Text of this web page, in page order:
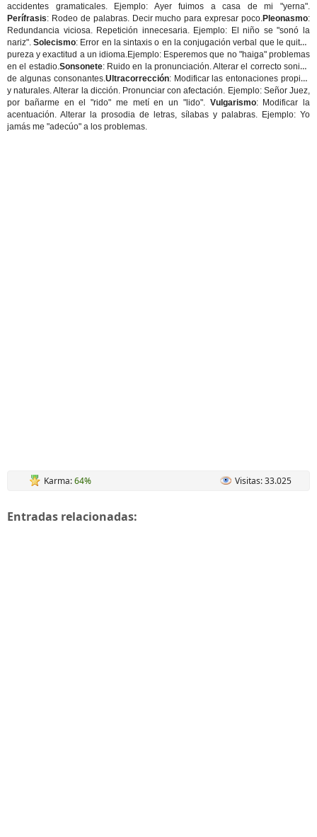
accidentes gramaticales. Ejemplo: Ayer fuimos a casa de mi "yerna".
Perífrasis: Rodeo de palabras. Decir mucho para expresar poco.Pleonasmo:
Redundancia viciosa. Repetición innecesaria. Ejemplo: El niño se "sonó la
nariz".Solecismo: Error en la sintaxis o en la conjugación verbal que le quitan
pureza y exactitud a un idioma.Ejemplo: Esperemos que no "haiga" problemas
en el estadio.Sonsonete: Ruido en la pronunciación. Alterar el correcto sonido
de algunas consonantes.Ultracorrección: Modificar las entonaciones propias
y naturales. Alterar la dicción. Pronunciar con afectación. Ejemplo: Señor Juez,
por bañarme en el "rido" me metí en un "lido". Vulgarismo: Modificar la
acentuación. Alterar la prosodia de letras, sílabas y palabras. Ejemplo: Yo
jamás me "adecúo" a los problemas.
Karma:64% Visitas: 33.025
Entradas relacionadas: